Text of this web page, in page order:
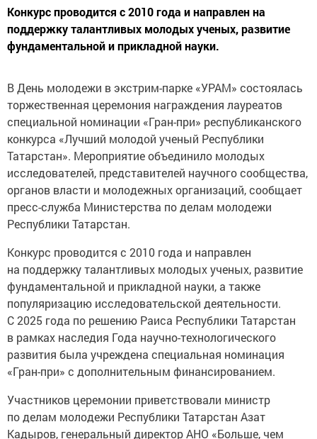
Конкурс проводится с 2010 года и направлен на
поддержку талантливых молодых ученых, развитие
фундаментальной и прикладной науки.
В День молодежи в экстрим-парке «УРАМ» состоялась
торжественная церемония награждения лауреатов
специальной номинации «Гран-при» республиканского
конкурса «Лучший молодой ученый Республики
Татарстан». Мероприятие объединило молодых
исследователей, представителей научного сообщества,
органов власти и молодежных организаций, сообщает
пресс-служба Министерства по делам молодежи
Республики Татарстан.
Конкурс проводится с 2010 года и направлен
на поддержку талантливых молодых ученых, развитие
фундаментальной и прикладной науки, а также
популяризацию исследовательской деятельности.
С 2025 года по решению Раиса Республики Татарстан
в рамках наследия Года научно-технологического
развития была учреждена специальная номинация
«Гран-при» с дополнительным финансированием.
Участников церемонии приветствовали министр
по делам молодежи Республики Татарстан Азат
Кадыров, генеральный директор АНО «Больше, чем